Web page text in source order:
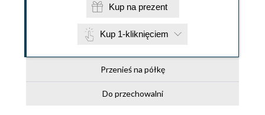
Kup na prezent
Kup 1-kliknięciem
Przenieś na półkę
Do przechowalni